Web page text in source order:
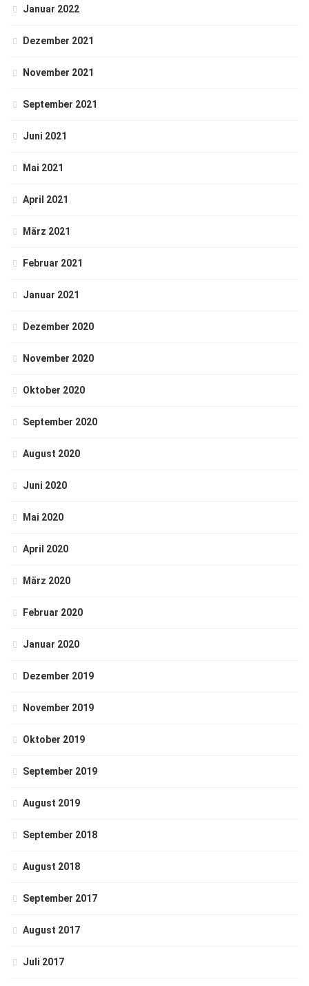
Januar 2022
Dezember 2021
November 2021
September 2021
Juni 2021
Mai 2021
April 2021
März 2021
Februar 2021
Januar 2021
Dezember 2020
November 2020
Oktober 2020
September 2020
August 2020
Juni 2020
Mai 2020
April 2020
März 2020
Februar 2020
Januar 2020
Dezember 2019
November 2019
Oktober 2019
September 2019
August 2019
September 2018
August 2018
September 2017
August 2017
Juli 2017